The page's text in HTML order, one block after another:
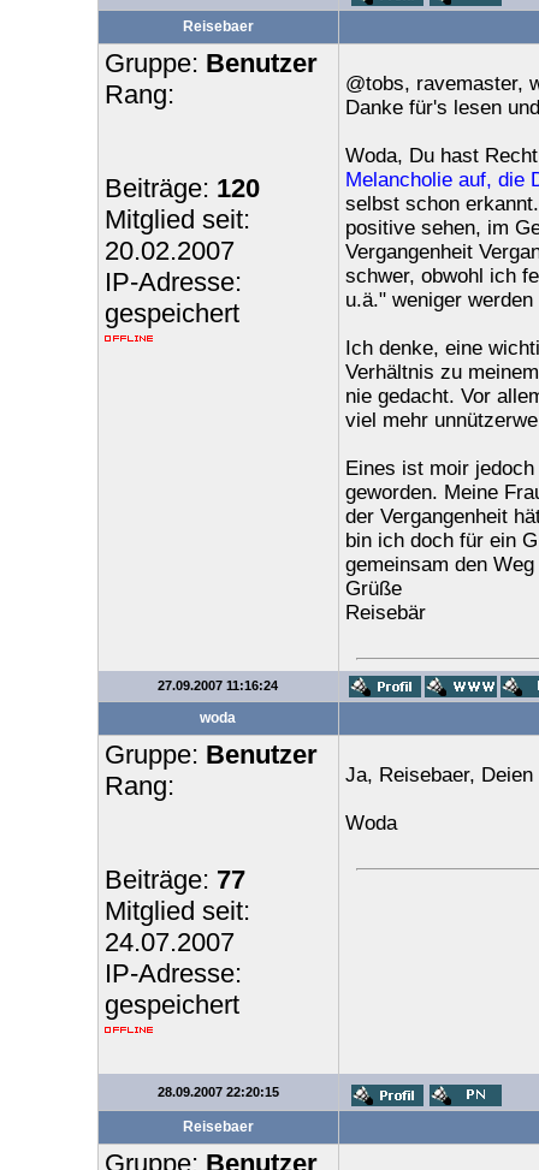
Reisebaer
Gruppe: Benutzer
Rang:
Beiträge: 120
Mitglied seit:
20.02.2007
IP-Adresse:
gespeichert
@tobs, ravemaster,
Danke für's lesen
Woda, Du hast
Melancholie auf, die
selbst schon
positive sehen, im
Vergangenheit
schwer, obwohl ich
u.ä." weniger
Ich denke, eine
Verhältnis zu
nie gedacht. Vor
viel mehr
Eines ist moir
geworden. Meine
der Vergangenheit
bin ich doch für ein
gemeinsam den
Grüße
Reisebär
27.09.2007 11:16:24
woda
Gruppe: Benutzer
Rang:
Beiträge: 77
Mitglied seit:
24.07.2007
IP-Adresse:
gespeichert
Ja, Reisebaer,
Woda
28.09.2007 22:20:15
Reisebaer
Gruppe: Benutzer